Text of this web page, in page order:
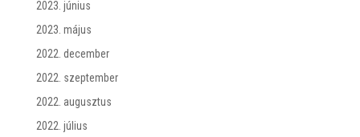
2023. június
2023. május
2022. december
2022. szeptember
2022. augusztus
2022. július